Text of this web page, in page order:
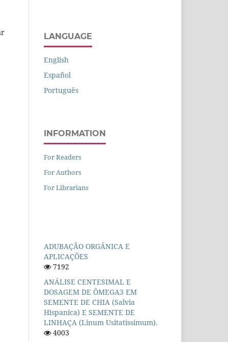
LANGUAGE
English
Español
Português
INFORMATION
For Readers
For Authors
For Librarians
ADUBAÇÃO ORGÂNICA E
APLICAÇÕES
7192
ANÁLISE CENTESIMAL E
DOSAGEM DE ÔMEGA3 EM
SEMENTE DE CHIA (Salvia
Hispanica) E SEMENTE DE
LINHAÇA (Linum Usitatissimum).
4003